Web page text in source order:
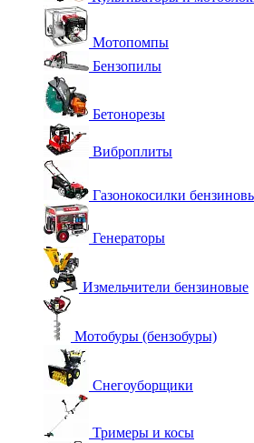
Мотопомпы
Бензопилы
Бетонорезы
Виброплиты
Газонокосилки
Генераторы
Измельчители бензиновые
Мотобуры (бензобуры)
Снегоуборщики
Тримеры и косы